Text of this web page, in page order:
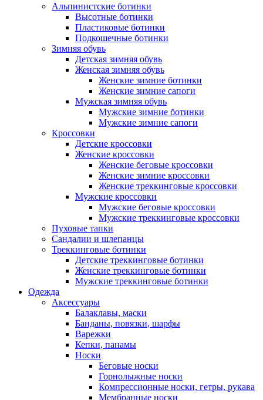
Альпинистские ботинки
Высотные ботинки
Пластиковые ботинки
Подкошечные ботинки
Зимняя обувь
Детская зимняя обувь
Женская зимняя обувь
Женские зимние ботинки
Женские зимние сапоги
Мужская зимняя обувь
Мужские зимние ботинки
Мужские зимние сапоги
Кроссовки
Детские кроссовки
Женские кроссовки
Женские беговые кроссовки
Женские зимние кроссовки
Женские треккинговые кроссовки
Мужские кроссовки
Мужские беговые кроссовки
Мужские треккинговые кроссовки
Пуховые тапки
Сандалии и шлепанцы
Треккинговые ботинки
Детские треккинговые ботинки
Женские треккинговые ботинки
Мужские треккинговые ботинки
Одежда
Аксессуары
Балаклавы, маски
Банданы, повязки, шарфы
Варежки
Кепки, панамы
Носки
Беговые носки
Горнолыжные носки
Компрессионные носки, гетры, рукава
Мембранные носки